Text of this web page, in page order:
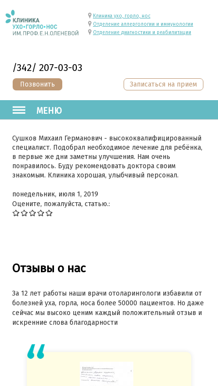
/342/ 207-03-03
Позвонить
Клиника ухо, горло, нос
Отделение аллергологии и иммунологии
Отделение диагностики и реабилитации
МЕНЮ
Записаться на прием
Сушков Михаил Германович - высококвалифицированный
специалист. Подобрал необходимое лечение для ребёнка,
в первые же дни заметны улучшения. Нам очень
понравилось. Буду рекомендовать доктора своим
знакомым. Клиника хорошая, улыбчивый персонал.
понедельник, июля 1, 2019
Оцените, пожалуйста, статью.:
Отзывы о нас
За 12 лет работы наши врачи отоларингологи избавили от
болезней уха, горла, носа более 50000 пациентов. Но даже
сейчас мы высоко ценим каждый положительный отзыв и
искренние слова благодарности